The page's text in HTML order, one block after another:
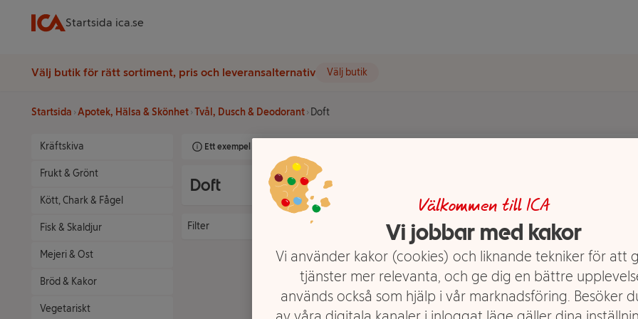
Startsida ica.se
Välj butik för rätt sortiment, pris och leveransalternativ Välj butik
Startsida Apotek, Hälsa & Skönhet Tvål, Dusch & Deodorant Doft
Kräftskiva
Frukt & Grönt
Kött, Chark & Fågel
Fisk & Skaldjur
Mejeri & Ost
Bröd & Kakor
Vegetariskt
Ett exempel på onlinesortiment visas.
Doft
Filter
Det finns tyvärr inga produkter i den
Välkommen till ICA
Vi jobbar med kakor
Vi använder kakor (cookies) och liknande tekniker för att
tjänster mer relevanta, och ge dig en bättre
används också som hjälp i vår marknadsföring. Besöker